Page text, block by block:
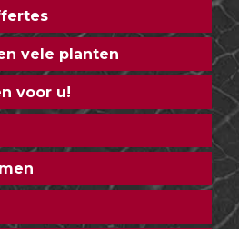
Maréchal kweekt grote
die rechtstreeks aan u.
kosten en blijven de prijzen
vele planten